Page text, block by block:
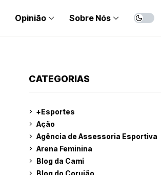
Opinião Sobre Nós
CATEGORIAS
+Esportes
Ação
Agência de Assessoria Esportiva
Arena Feminina
Blog da Cami
Blog do Corujão